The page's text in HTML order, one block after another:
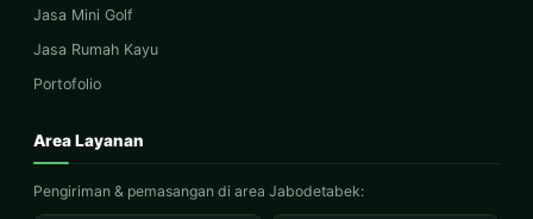
Jasa Mini Golf
Jasa Rumah Kayu
Portofolio
Area Layanan
Pengiriman & pemasangan di area Jabodetabek: